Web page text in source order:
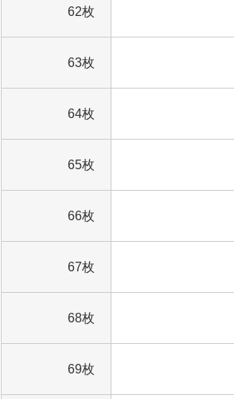
62枚
63枚
64枚
65枚
66枚
67枚
68枚
69枚